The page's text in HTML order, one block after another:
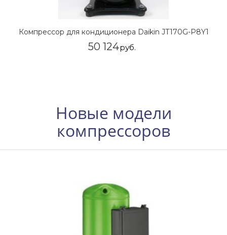
Компрессор для кондиционера Daikin JT170G-P8Y1
50 124руб.
Новые модели
компрессоров